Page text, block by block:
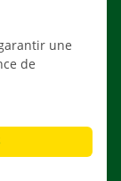
une
de